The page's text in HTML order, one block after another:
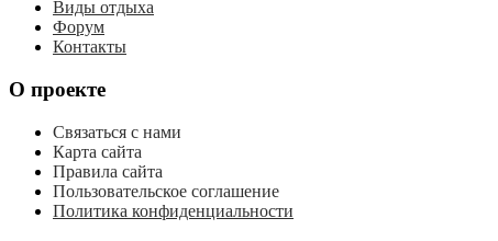
Виды отдыха
Форум
Контакты
О проекте
Связаться с нами
Карта сайта
Правила сайта
Пользовательское соглашение
Политика конфиденциальности